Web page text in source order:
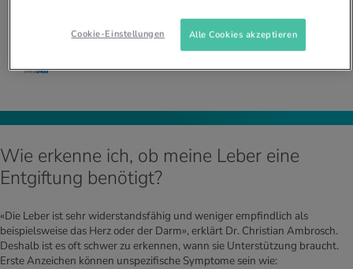
Dr. med. Christian Johannes Ambrosch, Facharzt für
Wie erkenne ich, ob meine Leber eine
Entgiftung benötigt?
«Die Leber ist sehr widerstandsfähig und weniger empfindlich als
beispielsweise das Herz oder der Darm», erklärt Dr. Christian Ambrosch.
Deshalb ist es oft schwer zu erkennen, wann sie Unterstützung braucht.
Erste Anzeichen können unspezifische Symptome sein wie:
Cookie-Einstellungen Alle Cookies akzeptieren